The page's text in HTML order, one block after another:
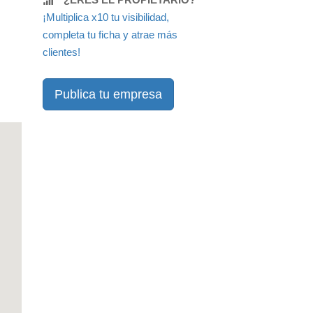
¡Multiplica x10 tu visibilidad,
completa tu ficha y atrae más
clientes!
Publica tu empresa